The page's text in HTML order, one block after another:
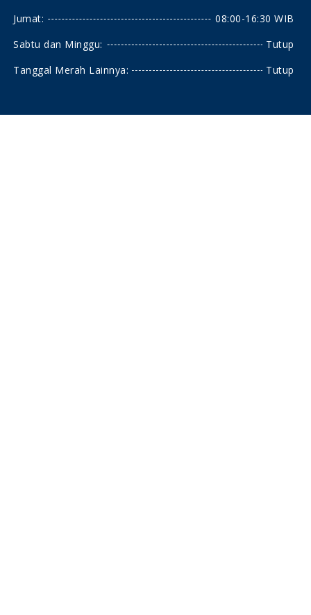
Jumat:
08:00-16:30 WIB
Sabtu dan Minggu:
Tutup
Tanggal Merah Lainnya:
Tutup